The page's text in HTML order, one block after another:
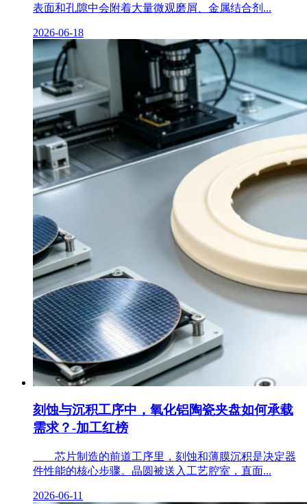
表面和孔隙中会附着大量微观磨屑、金属结合剂...
2026-06-18
刻蚀与沉积工序中，氧化铝陶瓷夹盘如何承载
需求？-加工红榜
芯片制造的前道工序里，刻蚀和薄膜沉积是决定器
件性能的核心步骤。晶圆被送入工艺腔室，直面...
2026-06-11